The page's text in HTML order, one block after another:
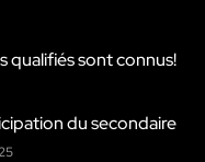
qualifiés sont connus!
du secondaire